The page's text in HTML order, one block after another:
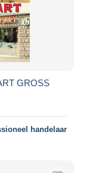
GROSS
handelaar